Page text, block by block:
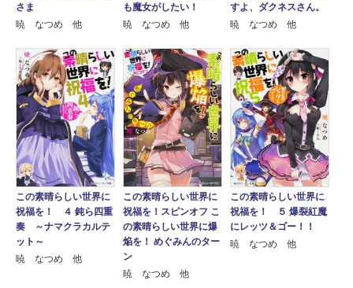
さま
暁 なつめ 他
も魔女がしたい！
暁 なつめ 他
すよ、ダクネスさん。
暁 なつめ 他
この素晴らしい世界に
祝福を！ ４ 鈍ら四重
奏 ～ナマクラカルテ
ット～
暁 なつめ 他
この素晴らしい世界に
祝福を！スピンオフ こ
の素晴らしい世界に爆
焔を！ めぐみんのター
ン
暁 なつめ 他
この素晴らしい世界に
祝福を！ ５ 爆裂紅魔
にレッツ＆ゴー！！
暁 なつめ 他